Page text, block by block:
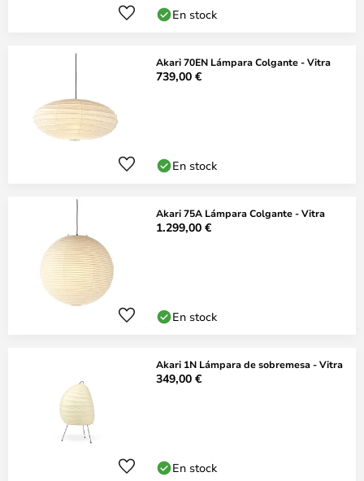
En stock
Akari 70EN Lámpara Colgante - Vitra
739,00 €
En stock
Akari 75A Lámpara Colgante - Vitra
1.299,00 €
En stock
Akari 1N Lámpara de sobremesa - Vitra
349,00 €
En stock